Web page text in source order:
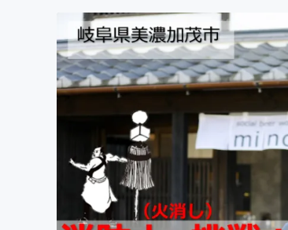
アート・写真
テクノロジー・ガジェット
映像・映画
ビジネス・起業
まちづくり・地域活性化